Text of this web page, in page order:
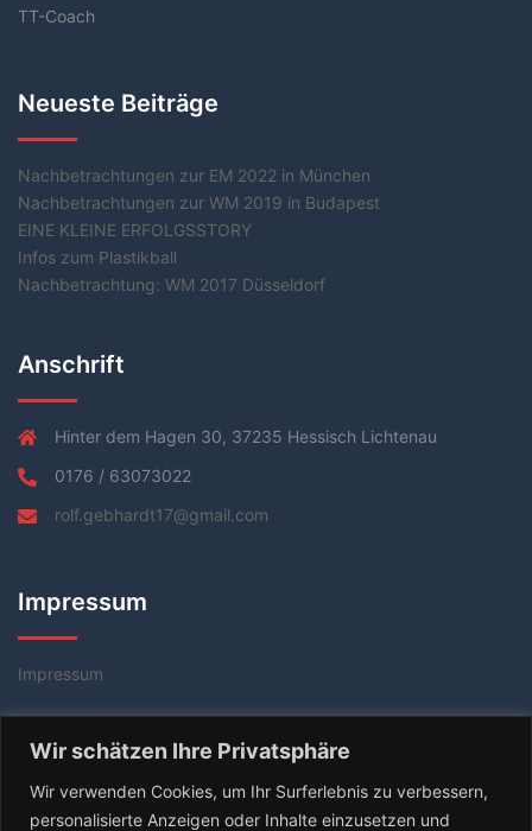
Wir schätzen Ihre Privatsphäre
Wir verwenden Cookies, um Ihr Surferlebnis zu verbessern,
personalisierte Anzeigen oder Inhalte einzusetzen und
TT-Coach
Neueste Beiträge
Nachbetrachtungen zur EM 2022 in München
Nachbetrachtungen zur WM 2019 in Budapest
EINE KLEINE ERFOLGSSTORY
Infos zum Plastikball
Nachbetrachtung: WM 2017 Düsseldorf
Anschrift
Hinter dem Hagen 30, 37235 Hessisch Lichtenau
0176 / 63073022
rolf.gebhardt17@gmail.com
Impressum
Impressum